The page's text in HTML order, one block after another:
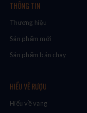
THÔNG TIN
Thương hiệu
Sản phẩm mới
Sản phẩm bán chạy
HIỂU VỀ RƯỢU
Hiểu về vang